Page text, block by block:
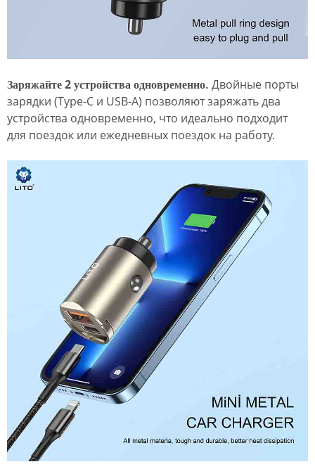
Заряжайте 2 устройства одновременно. Двойные порты
зарядки (Type-C и USB-A) позволяют заряжать два
устройства одновременно, что идеально подходит
для поездок или ежедневных поездок на работу.